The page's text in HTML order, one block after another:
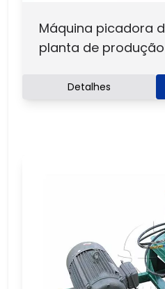
Máquina picadora
planta de
Detalhes